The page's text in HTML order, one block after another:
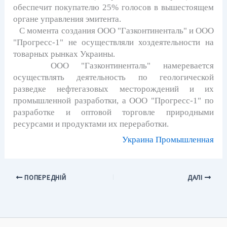
обеспечит покупателю 25% голосов в вышестоящем
органе управления эмитента.
С момента создания ООО "Газконтиненталь" и ООО
"Прогресс-1" не осуществляли хоздеятельности на
товарных рынках Украины.
ООО "Газконтиненталь" намеревается
осуществлять деятельность по геологической
разведке нефтегазовых месторождений и их
промышленной разработки, а ООО "Прогресс-1" по
разработке и оптовой торговле природными
ресурсами и продуктами их переработки.
Украина Промышленная
ПОПЕРЕДНІЙ ДАЛІ